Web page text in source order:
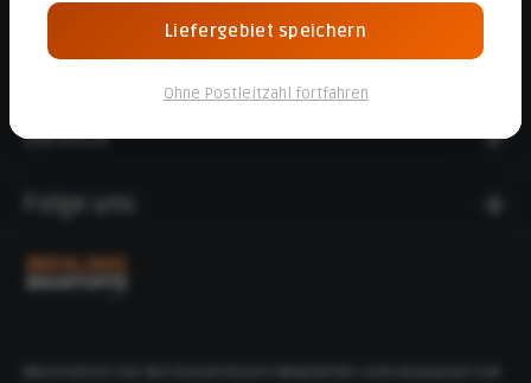
Folge uns
Informationen
Service
Liefergebiet speichern
Ohne Postleitzahl fortfahren